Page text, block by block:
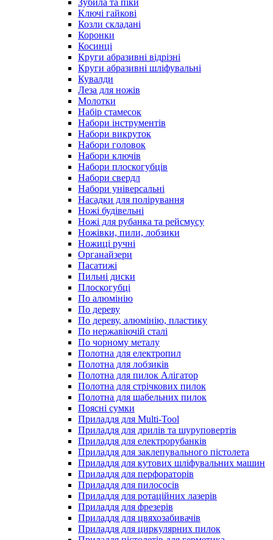
Зубила та піки
Ключі гайкові
Козли складані
Коронки
Косинці
Круги абразивні відрізні
Круги абразивні шліфувальні
Кувалди
Леза для ножів
Молотки
Набір стамесок
Набори інструментів
Набори викруток
Набори головок
Набори ключів
Набори плоскогубців
Набори свердл
Набори універсальні
Насадки для полірування
Ножі будівельні
Ножі для рубанка та рейсмусу
Ножівки, пили, лобзики
Ножиці ручні
Органайзери
Пасатижі
Пильні диски
Плоскогубці
По алюмінію
По дереву
По дереву, алюмінію, пластику
По нержавіючій сталі
По чорному металу
Полотна для електропил
Полотна для лобзиків
Полотна для пилок Алігатор
Полотна для стрічкових пилок
Полотна для шабельних пилок
Поясні сумки
Приладдя для Multi-Tool
Приладдя для дрилів та шуруповертів
Приладдя для електрорубанків
Приладдя для заклепувального пістолета
Приладдя для кутових шліфувальних машин
Приладдя для перфораторів
Приладдя для пилососів
Приладдя для ротаційних лазерів
Приладдя для фрезерів
Приладдя для цвяхозабивачів
Приладдя для циркулярних пилок